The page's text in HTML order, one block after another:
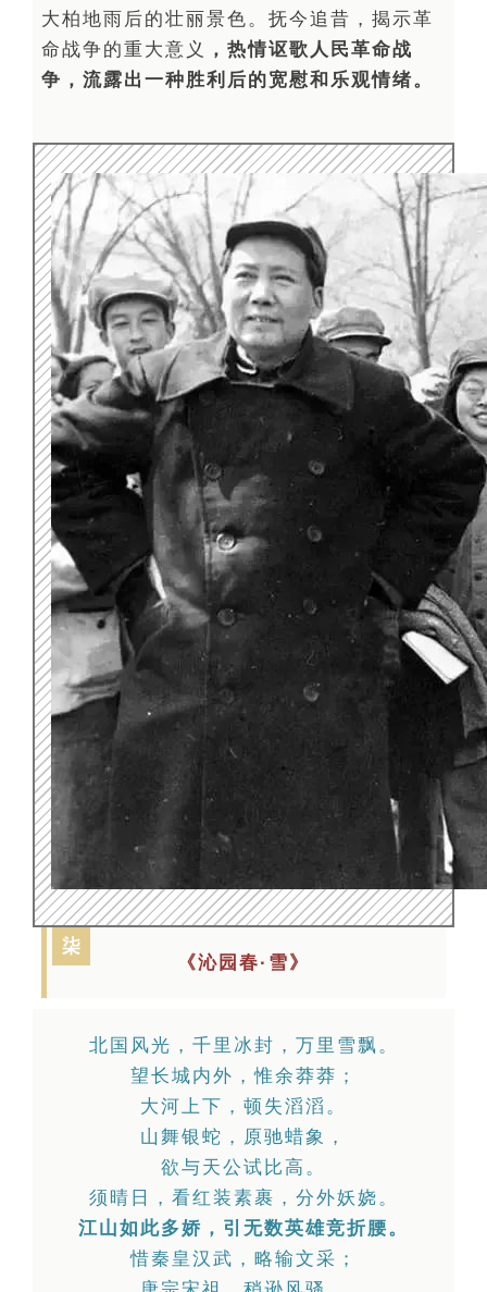
大柏地雨后的壮丽景色。抚今追昔，揭示革
命战争的重大意义
，热情讴歌人民革命战
争，流露出一种胜利后的宽慰和乐观情绪。
柒
《沁园春·雪》
北国风光，千里冰封，万里雪飘。
望长城内外，惟余莽莽；
大河上下，顿失滔滔。
山舞银蛇，原驰蜡象，
欲与天公试比高。
须晴日，看红装素裹，分外妖娆。
江山如此多娇，引无数英雄竞折腰。
惜秦皇汉武，略输文采；